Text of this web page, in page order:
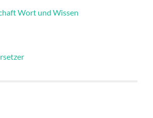
Wort und Wissen